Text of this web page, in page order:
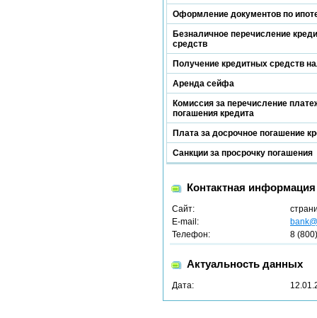
Оформление документов по
Безналичное перечисление
средств
Получение кредитных средств
Аренда сейфа
Комиссия за перечисление
погашения кредита
Плата за досрочное погашение
Санкции за просрочку погашения
Контактная информация
Сайт:
E-mail:
Телефон:
8
Актуальность данных
Дата: